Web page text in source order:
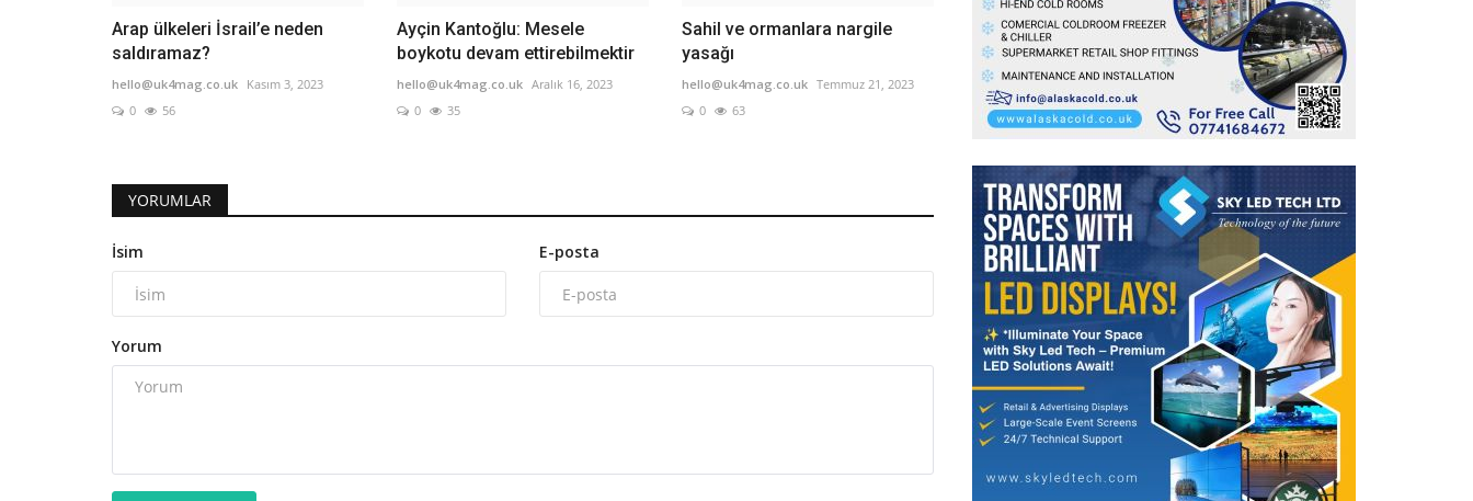
Arap ülkeleri İsrail’e neden
saldıramaz?
hello@uk4mag.co.uk Kasım 3, 2023
0
56
Ayçin Kantoğlu: Mesele
boykotu devam ettirebilmektir
hello@uk4mag.co.uk Aralık 16, 2023
0
35
Sahil ve ormanlara nargile
yasağı
hello@uk4mag.co.uk Temmuz 21, 2023
0
63
YORUMLAR
İsim E-posta
Yorum